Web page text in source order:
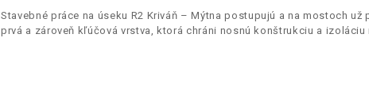
Stavebné práce na úseku R2 Kriváň – Mýtna postupujú a na mostoch
prvá a zároveň kľúčová vrstva, ktorá chráni nosnú konštrukciu a izoláciu